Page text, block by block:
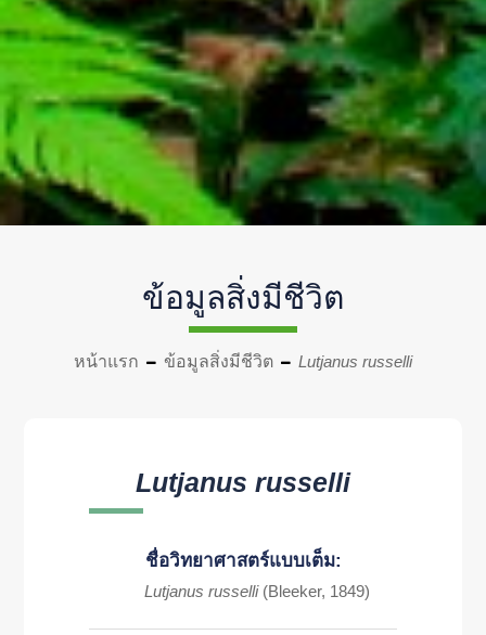
ข้อมูลสิ่งมีชีวิต
หน้าแรก ข้อมูลสิ่งมีชีวิต Lutjanus russelli
Lutjanus russelli
ชื่อวิทยาศาสตร์แบบเต็ม:
Lutjanus russelli (Bleeker, 1849)